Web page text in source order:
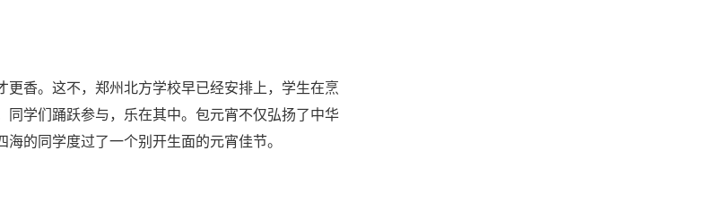
香。这不，郑州北方学校早已经安排上，学生在烹
学们踊跃参与，乐在其中。包元宵不仅弘扬了中华
的同学度过了一个别开生面的元宵佳节。